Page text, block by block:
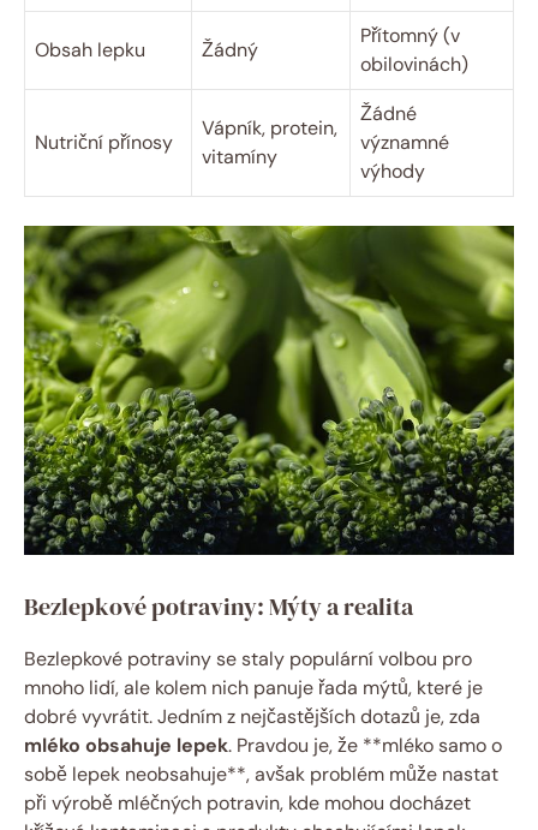
Obsah lepku Žádný
Přítomný (v
obilovinách)
Nutriční přínosy
Vápník, protein,
vitamíny
Žádné
významné
výhody
Bezlepkové potraviny: Mýty a realita
Bezlepkové potraviny se staly populární volbou pro
mnoho lidí, ale kolem nich panuje řada mýtů, které je
dobré vyvrátit. Jedním z nejčastějších dotazů je, zda
mléko obsahuje lepek. Pravdou je, že **mléko samo o
sobě lepek neobsahuje**, avšak problém může nastat
při výrobě mléčných potravin, kde mohou docházet